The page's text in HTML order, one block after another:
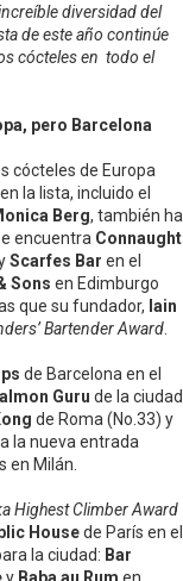
diversidad del
de este año continúe
cócteles en todo el
pero Barcelona
cócteles de Europa
la lista, incluido el
Berg, también ha
encuentra Connaught
Scarfes Bar en el
Sons en Edimburgo
que su fundador, Iain
Bartender Award
de Barcelona en el
Guru de la ciudad
de Roma (No.33) y
la nueva entrada
en Milán.
Highest Climber Award
Housede París en el
la ciudad: Bar
y Baba au Rum en